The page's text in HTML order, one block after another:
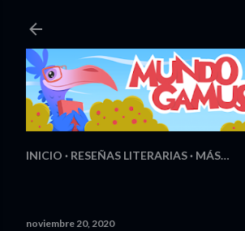
INICIO RESEÑAS LITERARIAS MÁS…
noviembre 20, 2020